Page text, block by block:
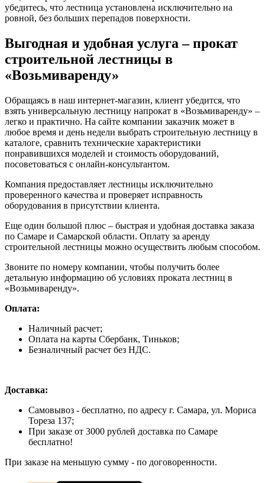
убедитесь, что лестница установлена исключительно на
ровной, без больших перепадов поверхности.
Выгодная и удобная услуга – прокат
строительной лестницы в
«Возьмиваренду»
Обращаясь в наш интернет-магазин, клиент убедится, что
взять универсальную лестницу напрокат в «Возьмиваренду» –
легко и практично. На сайте компании заказчик может в
любое время и день недели выбрать строительную лестницу в
каталоге, сравнить технические характеристики
понравившихся моделей и стоимость оборудований,
посоветоваться с онлайн-консультантом.
Компания предоставляет лестницы исключительно
проверенного качества и проверяет исправность
оборудования в присутствии клиента.
Еще один большой плюс – быстрая и удобная доставка заказа
по Самаре и Самарской области. Оплату за аренду
строительной лестницы можно осуществить любым способом.
Звоните по номеру компании, чтобы получить более
детальную информацию об условиях проката лестниц в
«Возьмиваренду».
Оплата:
Наличный расчет;
Оплата на карты Сбербанк, Тиньков;
Безналичный расчет без НДС.
Доставка:
Самовывоз - бесплатно, по адресу г. Самара, ул. Мориса
Тореза 137;
При заказе от 3000 рублей доставка по Самаре
бесплатно!
При заказе на меньшую сумму - по договоренности.